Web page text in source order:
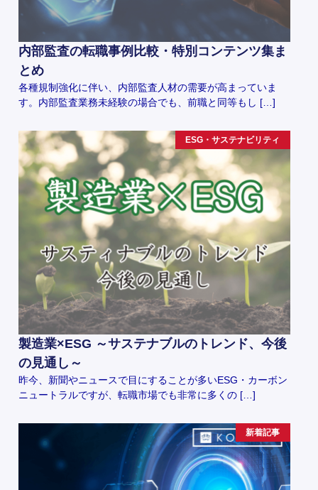
内部監査の転職事例比較・特別コンテンツ集ま
とめ
各種規制強化に伴い、内部監査人材の需要が高まっていま
す。内部監査業務未経験の場合でも、前職と同等もし […]
ESG・サステナビリティ
製造業×ESG ～サステナブルのトレンド、今後
の見通し～
昨今、新聞やニュースで目にすることが多いESG・カーボン
ニュートラルですが、転職市場でも非常に多くの […]
新着記事